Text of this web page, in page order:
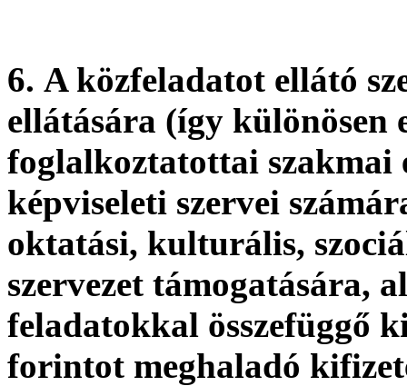
6. A közfeladatot ellátó
ellátására (így különösen
foglalkoztatottai szakmai
képviseleti szervei
oktatási, kulturális,
szervezet támogatására,
feladatokkal összefüggő
forintot meghaladó